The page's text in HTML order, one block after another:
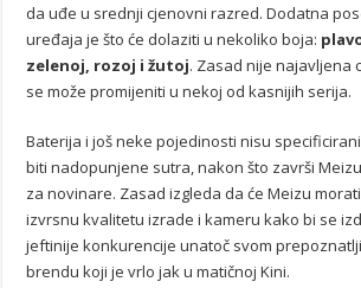
da uđe u srednji cjenovni razred. Dodatna
uređaja je što će dolaziti u nekoliko boja:
zelenoj, rozoj i žutoj. Zasad nije najavljena
se može promijeniti u nekoj od kasnijih serija.
Baterija i još neke pojedinosti nisu
biti nadopunjene sutra, nakon što završi
za novinare. Zasad izgleda da će Meizu
izvrsnu kvalitetu izrade i kameru kako bi se
jeftinije konkurencije unatoč svom
brendu koji je vrlo jak u matičnoj Kini.